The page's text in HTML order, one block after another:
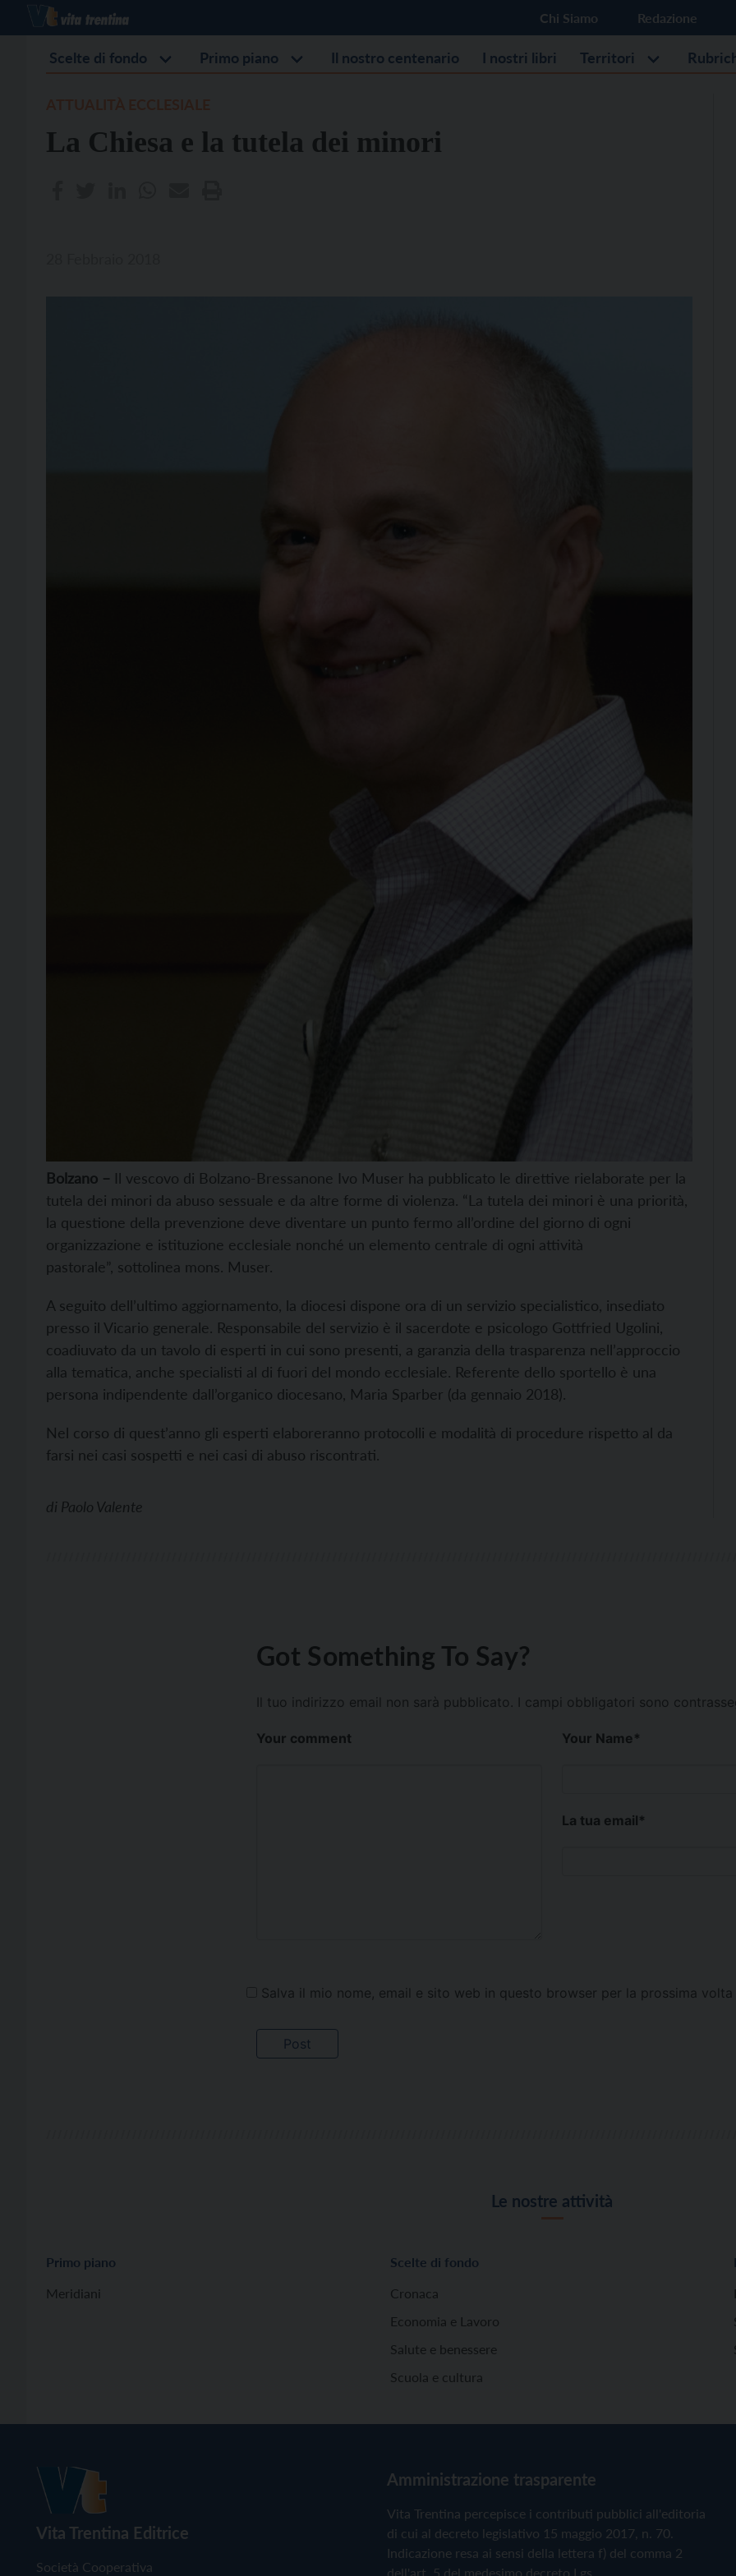
Chi Siamo Redazione
Scelte di fondo Primo piano Il nostro centenario I nostri libri Territori
La Chiesa e la tutela dei minori
Bolzano – Il vescovo di Bolzano-Bressanone Ivo Muser ha pubblicato le direttive rielaborate per la
tutela dei minori da abuso sessuale e da altre forme di violenza. “La tutela dei minori è una priorità,
la questione della prevenzione deve diventare un punto fermo all’ordine del giorno di ogni
organizzazione e istituzione ecclesiale nonché un elemento centrale di ogni attività
pastorale”, sottolinea mons. Muser.
A seguito dell’ultimo aggiornamento, la diocesi dispone ora di un servizio specialistico, insediato
presso il Vicario generale. Responsabile del servizio è il sacerdote e psicologo Gottfried Ugolini,
coadiuvato da un tavolo di esperti in cui sono presenti, a garanzia della trasparenza nell’approccio
alla tematica, anche specialisti al di fuori del mondo ecclesiale. Referente dello sportello è una
persona indipendente dall’organico diocesano, Maria Sparber (da gennaio 2018).
Nel corso di quest’anno gli esperti elaboreranno protocolli e modalità di procedure rispetto al da
farsi nei casi sospetti e nei casi di abuso riscontrati.
di Paolo Valente
Got Something To Say?
Il tuo indirizzo email non sarà pubblicato. I campi obbligatori sono
Your comment Your Name*
La tua email*
Salva il mio nome, email e sito web in questo browser per la prossima
Le nostre attività
Primo piano
Meridiani
Scelte di fondo
Cronaca
Economia e Lavoro
Salute e benessere
Scuola e cultura
Vita Trentina Editrice
Società Cooperativa
Amministrazione trasparente
Vita Trentina percepisce i contributi pubblici all'editoria
di cui al decreto legislativo 15 maggio 2017, n. 70.
Indicazione resa ai sensi della lettera f) del comma 2
dell'art. 5 del medesimo decreto Lgs.